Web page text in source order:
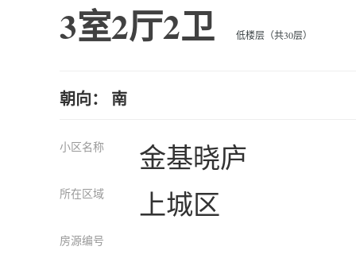
3室2厅2卫 低楼层（共30层）
朝向： 南
小区名称 金基晓庐
所在区域 上城区
房源编号